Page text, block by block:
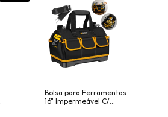
Bolsa para Ferramentas
16" Impermeável C/